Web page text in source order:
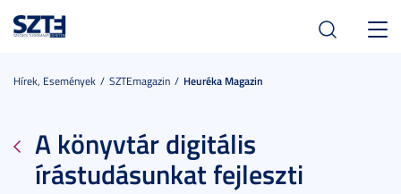
Hírek, Események SZTEmagazin Heuréka Magazin
A könyvtár digitális
írástudásunkat fejleszti